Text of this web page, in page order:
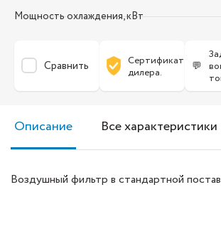
Мощность охлаждения, кВт
Сравнить
Сертификат
дилера.
💬
Описание Все характеристики
Воздушный фильтр в стандартной